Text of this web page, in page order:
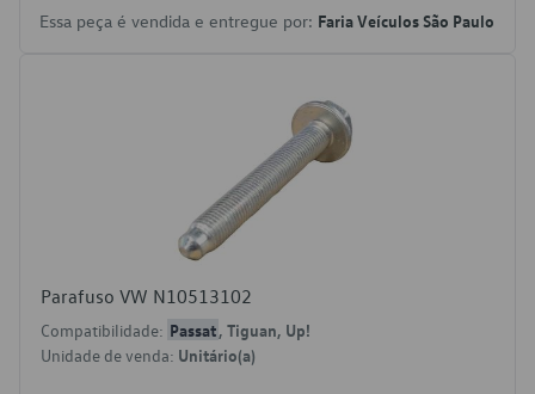
Essa peça é vendida e entregue por: Faria Veículos São Paulo
Parafuso VW N10513102
Compatibilidade: Passat, Tiguan, Up!
Unidade de venda: Unitário(a)